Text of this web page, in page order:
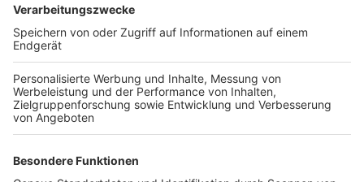
TOP-VEREINE
TOP-PARTNER